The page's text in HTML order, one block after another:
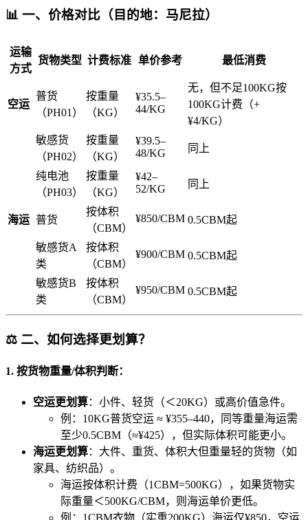
📊 一、价格对比（目的地：马尼拉）
运输
方式
货物类型 计费标准 单价参考 最低消费
空运
普货
（PH01）
按重量
（KG）
¥35.5–
44/KG
无，但不足100KG按
100KG计费（+
¥4/KG）
敏感货
（PH02）
按重量
（KG）
¥39.5–
48/KG
同上
纯电池
（PH03）
按重量
（KG）
¥42–
52/KG
同上
海运 普货
按体积
（CBM）
¥850/CBM 0.5CBM起
敏感货A
类
按体积
（CBM）
¥900/CBM 0.5CBM起
敏感货B
类
按体积
（CBM）
¥950/CBM 0.5CBM起
⚖️ 二、如何选择更划算？
1. 按货物重量/体积判断：
空运更划算：小件、轻货（＜20KG）或高价值急件。
例：10KG普货空运 ≈ ¥355–440，同等重量海运需
至少0.5CBM（≈¥425），但实际体积可能更小。
海运更划算：大件、重货、体积大但重量轻的货物（如
家具、纺织品）。
海运按体积计费（1CBM=500KG），如果货物实
际重量＜500KG/CBM，则海运单价更低。